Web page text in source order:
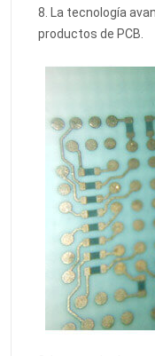
8. La tecnología
productos de PCB.